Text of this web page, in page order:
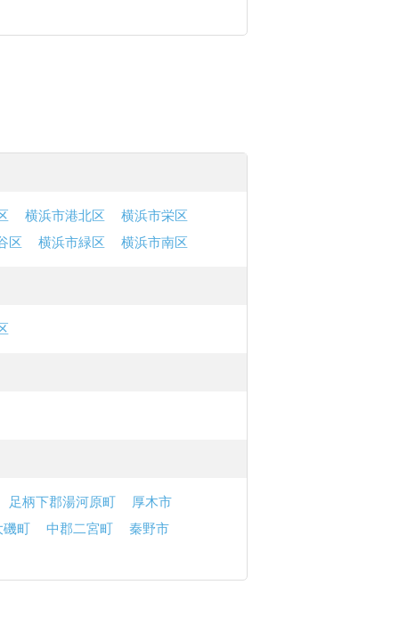
横浜市港北区
横浜市栄区
区 横浜市緑区 横浜市南区
足柄下郡湯河原町
厚木市
磯町 中郡二宮町
秦野市